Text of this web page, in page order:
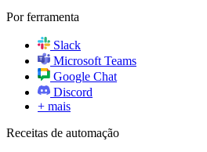
Por ferramenta
Slack
Microsoft Teams
Google Chat
Discord
+ mais
Receitas de automação